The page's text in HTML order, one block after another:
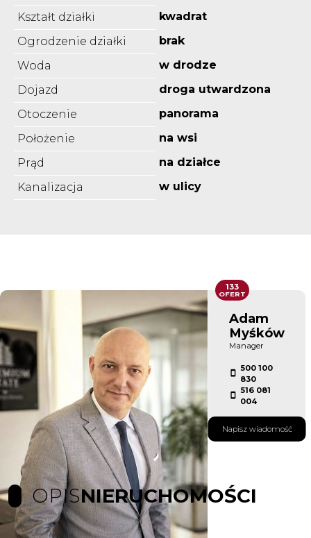
Kształt działki
kwadrat
Ogrodzenie działki
brak
Woda
w drodze
Dojazd
droga utwardzona
Otoczenie
panorama
Położenie
na wsi
Prąd
na działce
Kanalizacja
w ulicy
Adam
Myśków
Manager
500 100
830
516 081
004
Napisz wiadomość
133
OFERT
OPISNIERUCHOMOŚCI